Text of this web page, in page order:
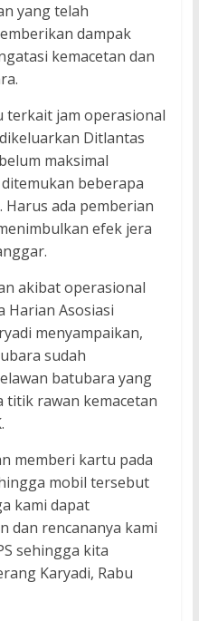
yang telah
dampak
kemacetan dan
terkait jam operasional
Ditlantas
maksimal
beberapa
ada pemberian
efek jera
akibat operasional
Harian Asosiasi
menyampaikan,
sudah
batubara yang
titik rawan kemacetan
memberi kartu pada
mobil tersebut
kami dapat
dan rencananya kami
sehingga kita
Karyadi, Rabu